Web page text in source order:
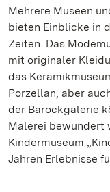
Mehrere Museen
bieten Einblicke in
Zeiten. Das
mit originaler
das
Porzellan, aber
der Barockgalerie
Malerei bewundert
Kindermuseum
Jahren Erlebnisse